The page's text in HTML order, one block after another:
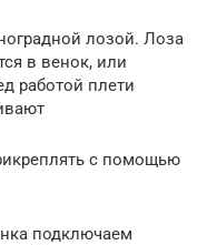
лозой. Лоза
в венок, или
работой плети
с помощью
подключаем